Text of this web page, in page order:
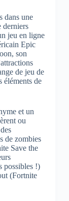
dans une
derniers
jeu en ligne
Epic
son
de jeu de
éléments de
et un
ou
de zombies
Save the
possibles !)
(Fortnite